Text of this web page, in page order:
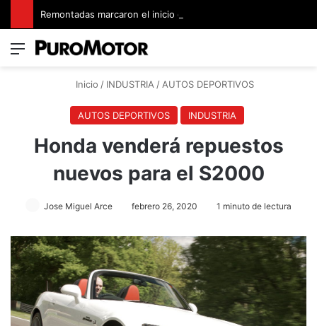
Menú
Inicio / INDUSTRIA / AUTOS DEPORTIVOS
AUTOS DEPORTIVOS INDUSTRIA
Honda venderá repuestos
nuevos para el S2000
Jose Miguel Arce febrero 26, 2020 1 minuto de lectura